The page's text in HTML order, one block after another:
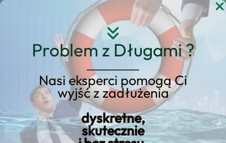
Problem z Długami ?
Nasi eksperci pomogą Ci
wyjść z zadłużenia
dyskretne,
skutecznie
Przejdź
Najważniejsze kwestie, o
których musisz
pamiętać!